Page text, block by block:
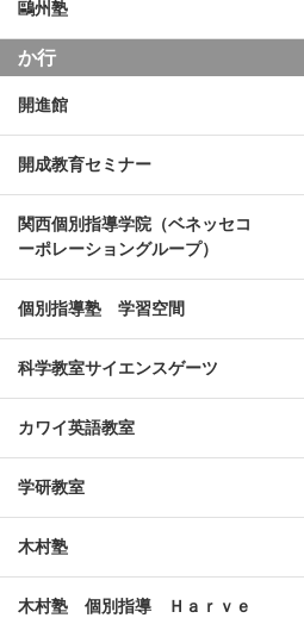
鷗州塾
か行
開進館
開成教育セミナー
関西個別指導学院（ベネッセコ
ーポレーショングループ）
個別指導塾 学習空間
科学教室サイエンスゲーツ
カワイ英語教室
学研教室
木村塾
木村塾 個別指導 Ｈａｒｖｅ